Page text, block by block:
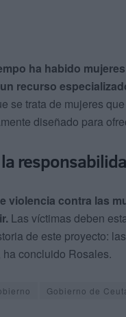
ha habido
recurso
se trata de mujeres
diseñado para
violencia contra las
Las víctimas deben
de este proyecto:
concluido Rosales.
Gobierno de